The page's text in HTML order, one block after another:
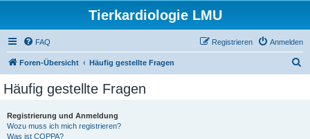
Tierkardiologie LMU
FAQ Anmelden
Registrieren
Foren-Übersicht Häufig gestellte Fragen
Häufig gestellte Fragen
Registrierung und Anmeldung
Wozu muss ich mich registrieren?
Was ist COPPA?